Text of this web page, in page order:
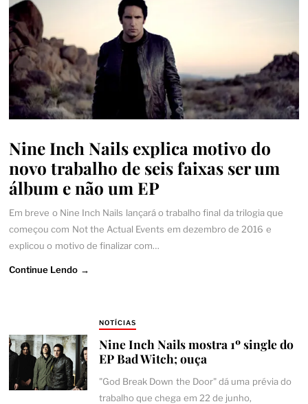
Nine Inch Nails explica motivo do
novo trabalho de seis faixas ser um
álbum e não um EP
Em breve o Nine Inch Nails lançará o trabalho final da trilogia que
começou com Not the Actual Events em dezembro de 2016 e
explicou o motivo de finalizar com…
Continue Lendo →
NOTÍCIAS
Nine Inch Nails mostra 1º single do
EP Bad Witch; ouça
"God Break Down the Door" dá uma prévia do
trabalho que chega em 22 de junho,